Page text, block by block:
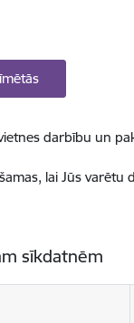
darbību un
lai Jūs
sīkdatnēm